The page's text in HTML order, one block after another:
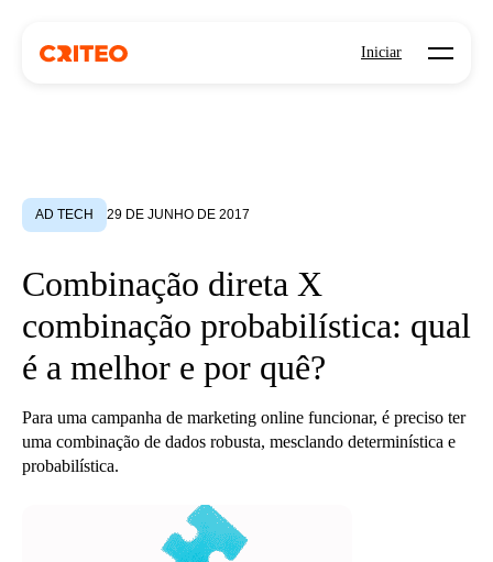
Iniciar Open
AD TECH 29 DE JUNHO DE 2017
Combinação direta X
combinação probabilística: qual
é a melhor e por quê?
Para uma campanha de marketing online funcionar, é preciso ter
uma combinação de dados robusta, mesclando determinística e
probabilística.